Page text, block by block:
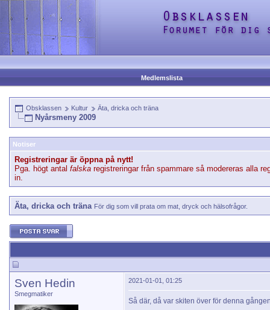
Medlemslista
Obsklassen Kultur Äta, dricka och träna
Nyårsmeny 2009
Notiser
Registreringar är öppna på nytt!
Pga. högt antal falska registreringar från spammare så modereras alla
in.
Äta, dricka och träna För dig som vill prata om mat, dryck och hälsofrågor.
Sven Hedin
Smegmatiker
2021-01-01, 01:25
Så där, då var skiten över för denna